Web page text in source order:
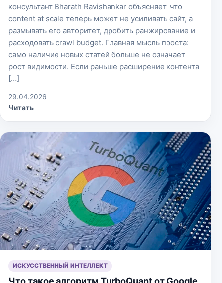
консультант Bharath Ravishankar объясняет, что
content at scale теперь может не усиливать сайт, а
размывать его авторитет, дробить ранжирование и
расходовать crawl budget. Главная мысль проста:
само наличие новых статей больше не означает
рост видимости. Если раньше расширение контента
[…]
29.04.2026
Читать
ИСКУССТВЕННЫЙ ИНТЕЛЛЕКТ
Что такое алгоритм TurboQuant от Google